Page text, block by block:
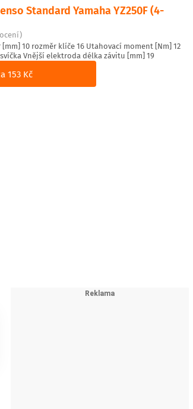
Standard Yamaha YZ250F (4-
10 rozměr klíče 16 Utahovací moment [Nm] 12
Vnější elektroda délka závitu [mm] 19
153 Kč